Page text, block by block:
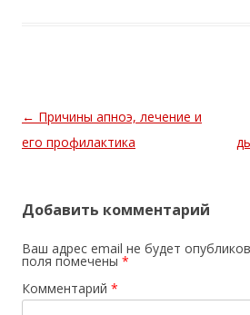
Навигация
по
← Причины апноэ, лечение и
его профилактика
Добавить комментарий
Ваш адрес email не будет
поля помечены *
Комментарий *